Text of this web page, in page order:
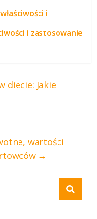
i
i zastosowanie
diecie: Jakie
wartości
→